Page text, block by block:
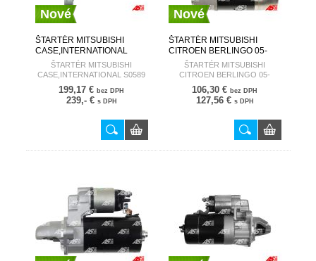
Nové
ŠTARTÉR MITSUBISHI
CASE,INTERNATIONAL
S0589 AUTOSTARTER
ŠTARTÉR MITSUBISHI
CASE,INTERNATIONAL S0589
199,17 € bez DPH
239,- € s DPH
Nové
ŠTARTÉR MITSUBISHI
CITROEN BERLINGO 05-
S5060 AUTOSTARTER
ŠTARTÉR MITSUBISHI
CITROEN BERLINGO 05-
S5060
106,30 € bez DPH
127,56 € s DPH